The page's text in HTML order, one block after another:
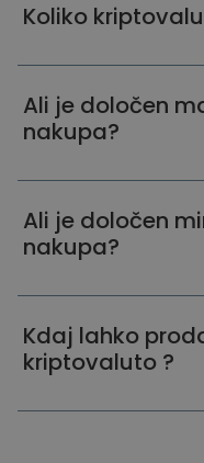
Koliko
Ali je določen
nakupa?
Ali je določen
nakupa?
Kdaj lahko
kriptovaluto ?